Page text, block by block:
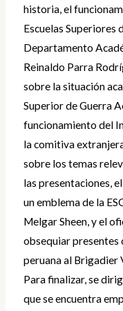
historia, el
Escuelas Superiores
Departamento
Reinaldo Parra
sobre la situación
Superior de Guerra
funcionamiento del
la comitiva
sobre los temas
las presentaciones,
un emblema de la
Melgar Sheen, y el
obsequiar presentes
peruana al Brigadier
Para finalizar, se
que se encuentra